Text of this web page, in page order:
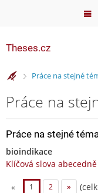
Theses.cz
>Práce na stejné
Práce na
Práce na stejné
bioindikace
Klíčová slova abecedně
« 1 2 »